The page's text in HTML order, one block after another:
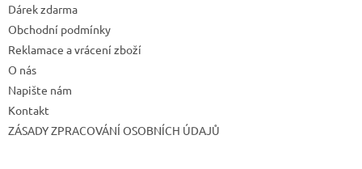
Dárek zdarma
Obchodní podmínky
Reklamace a vrácení zboží
O nás
Napište nám
Kontakt
ZÁSADY ZPRACOVÁNÍ OSOBNÍCH ÚDAJŮ